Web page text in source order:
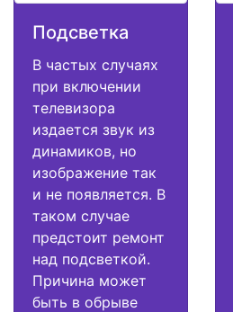
Подсветка
В частых случаях
при включении
телевизора
издается звук из
динамиков, но
изображение так
и не появляется. В
таком случае
предстоит ремонт
над подсветкой.
Причина может
быть в обрыве